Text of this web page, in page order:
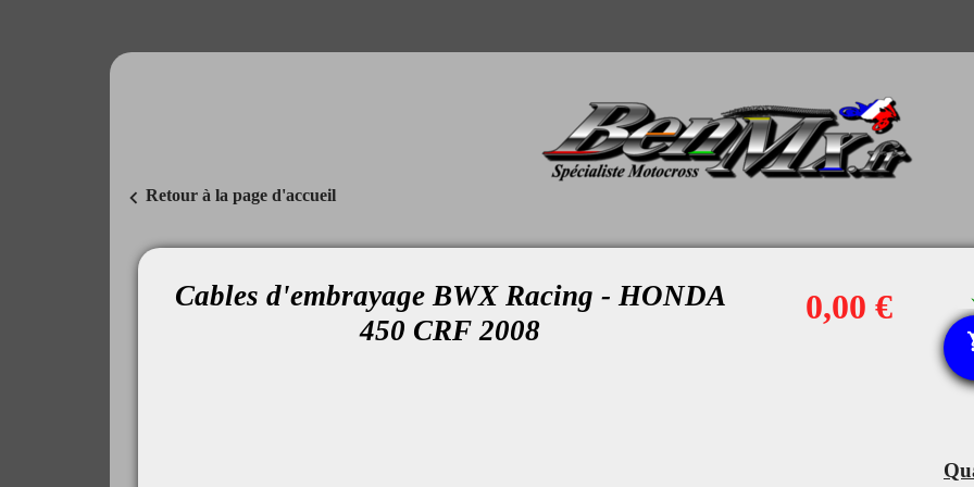
chevron_left Retour à la page d'accueil
Cables d'embrayage BWX Racing - HONDA
450 CRF 2008
0,00 €